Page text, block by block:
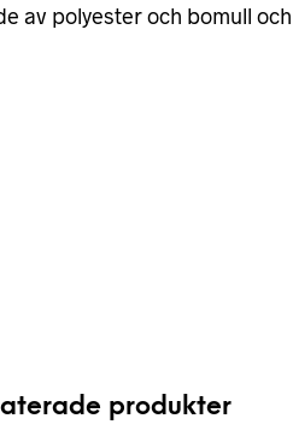
av polyester och bomull
produkter